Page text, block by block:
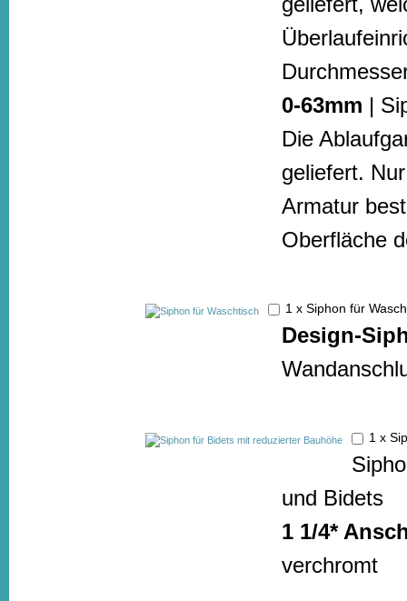
0-63mm |
Die
geliefert.
Armatur
Oberfläche
1 x Siphon für
Design-
1 x
und Bidets
1 1/4*
verchromt